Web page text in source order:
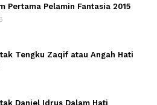
Pertama Pelamin Fantasia 2015
Tengku Zaqif atau Angah Hati
Daniel Idrus Dalam Hati